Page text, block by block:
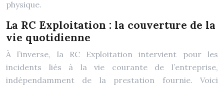
physique.
La RC Exploitation : la couverture de la
vie quotidienne
À l’inverse, la RC Exploitation intervient pour les
incidents liés à la vie courante de l’entreprise,
indépendamment de la prestation fournie. Voici